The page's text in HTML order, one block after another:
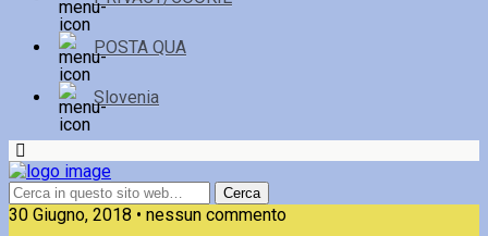
POSTA QUA
Slovenia
30 Giugno, 2018 • nessun commento